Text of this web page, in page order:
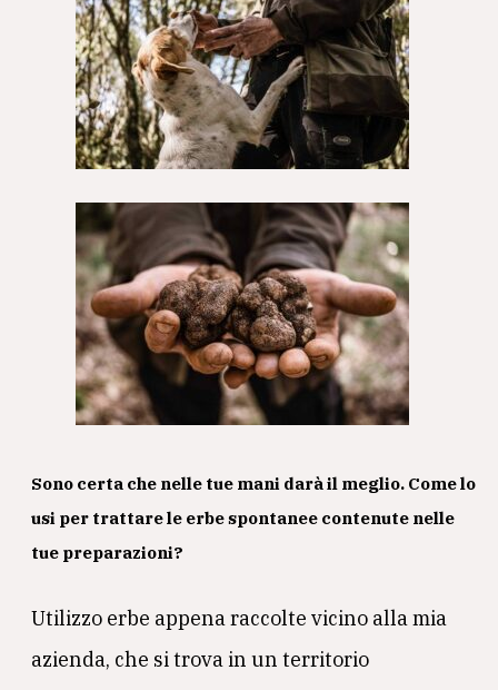
Sono certa che nelle tue mani darà il meglio. Come lo
usi per trattare le erbe spontanee contenute nelle
tue preparazioni?
Utilizzo erbe appena raccolte vicino alla mia
azienda, che si trova in un territorio